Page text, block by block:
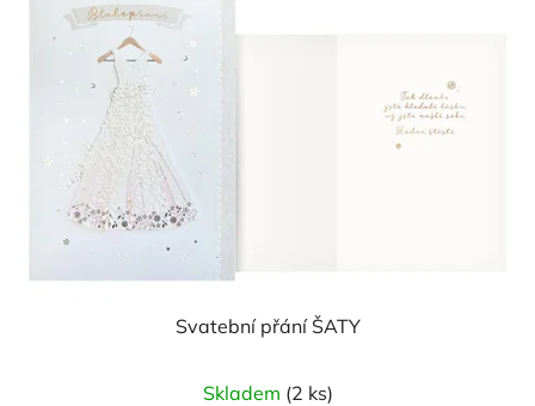
Svatební přání ŠATY
Skladem (2 ks)